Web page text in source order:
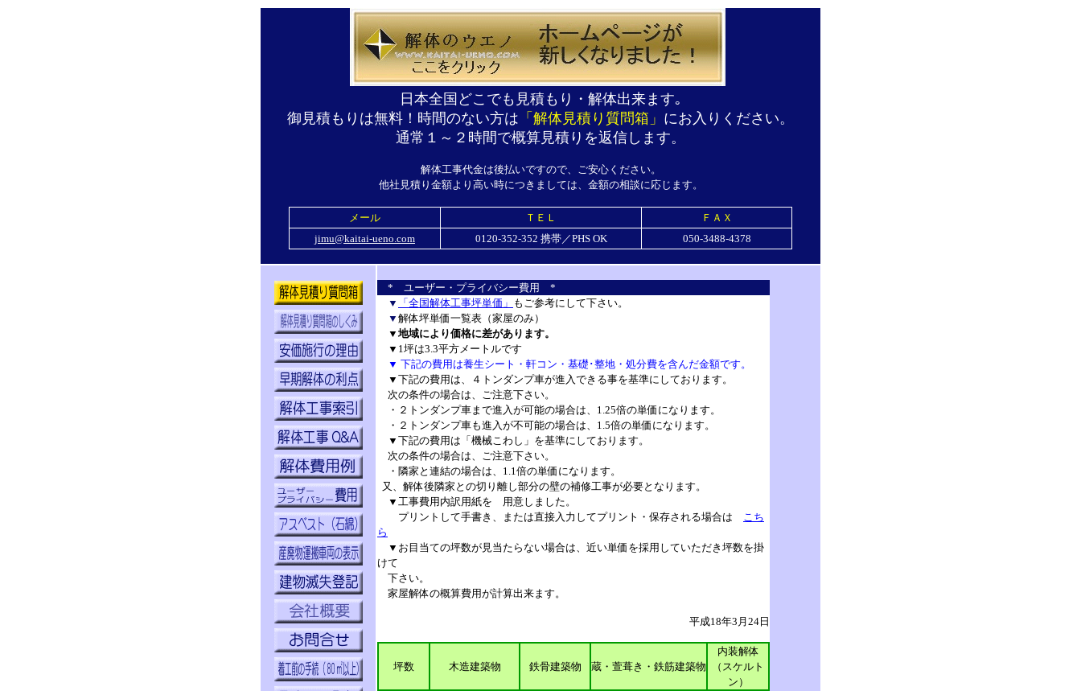
日本全国どこでも見積もり・解体出来ます｡
御見積もりは無料！時間のない方は 「解体見積り質問箱」 にお入りください。
通常１～２時間で概算見積りを返信します。
解体工事代金は後払いですので、ご安心ください。
他社見積り金額より高い時につきましては、金額の相談に応じます。
メール ＴＥＬ
ＦＡＸ
jimu@kaitai-ueno.com
0120-352-352 携帯／PHS OK 050-3488-4378
* ユーザー・プライバシー費用
*
▼
「全国解体工事坪単価」 もご参考にして下さい。
▼ 解体坪単価一覧表 （家屋のみ）
▼地域により価格に差があります。
▼1坪は3.3平方メートルです
▼ 下記の費用は養生シート・ 軒コン ・基礎･整地・ 処分費を含んだ金額です。
▼下記の費用は、４トンダンプ車が進入できる事を基準にしております。
次の条件の場合は、ご注意下さい。
・２トンダンプ車まで進入が可能の場合は、1.25倍の単価になります。
・２トンダンプ車も進入が不可能の場合は、1.5倍の単価になります。
▼下記の費用は「機械こわし」 を基準にしております。
次の条件の場合は、ご注意下さい。
・隣家と連結の場合は、1.1倍の単価になります。
又、解体後隣家との切り離し部分の壁の補修工事が必要となります。
▼工事費用内訳用紙を
用意しました。
プリントして手書き、
または直接入力してプリント・保存される場合は
こち
ら
▼お目当ての坪数が見当たらない場合は、近い単価を採用していただき坪数を掛
けて
下さい。
家屋解体の概算費用が計算出来ます。
平成18年3月24日
坪数 木造建築物 鉄骨建築物 蔵・萱葺き・ 鉄筋建築物
内装解体
（スケルト
ン）